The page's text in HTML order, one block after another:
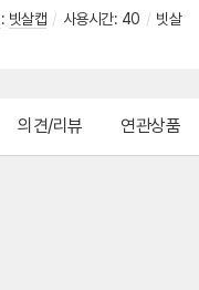
: 빗살캡 / 사용시간: 40 / 빗살
의견/리뷰 연관상품